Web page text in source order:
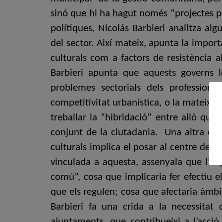
sinó que hi ha hagut només “projectes
polítiques, Nicolás Barbieri analitza
del sector. Així mateix, apunta la
culturals com a factors de resistència
Barbieri apunta que aquests
problemes sectorials dels
competitivitat urbanística, o la mateixa
treballar la “hibridació” entre allò
conjunt de la ciutadania. Una altra
culturals implica el posar al centre de
vinculada a aquesta, assenyala que
comú”, cosa que implicaria fer efectiu
que els regulen; cosa que afectaria
Barbieri fa una crida a la necessitat